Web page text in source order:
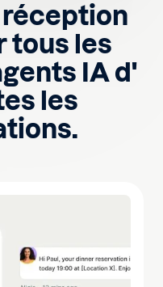
réception
tous les
IA d'
les